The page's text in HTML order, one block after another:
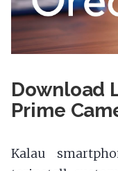
Download
Prime
Kalau